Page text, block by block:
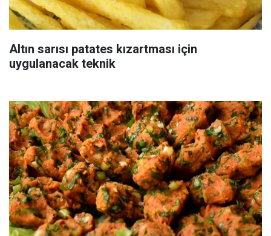
Altın sarısı patates kızartması için
uygulanacak teknik